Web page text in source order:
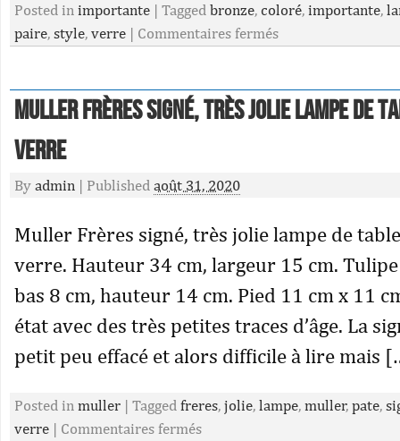
Posted in importante | Tagged bronze, coloré, importante,
paire, style, verre | Commentaires fermés
Muller Frères signé, très jolie lampe de
verre
By admin | Published août 31, 2020
Muller Frères signé, très jolie lampe de
verre. Hauteur 34 cm, largeur 15 cm.
bas 8 cm, hauteur 14 cm. Pied 11 cm x 11
état avec des très petites traces d’âge. La
petit peu effacé et alors difficile à lire mais
Posted in muller | Tagged freres, jolie, lampe, muller, pate,
verre | Commentaires fermés